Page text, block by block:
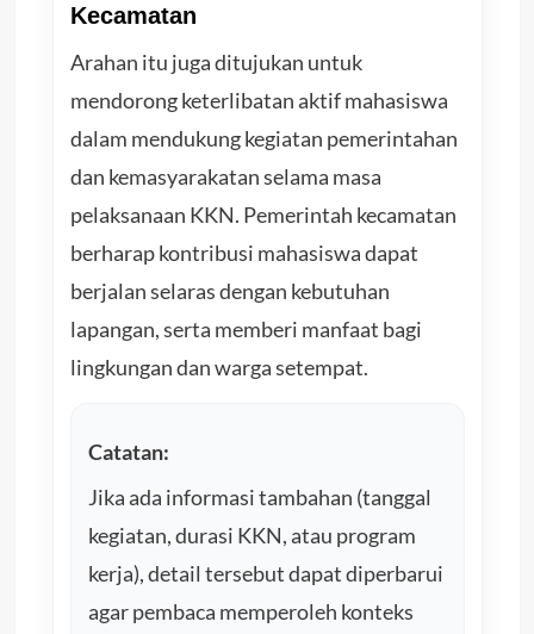
Kecamatan
Arahan itu juga ditujukan untuk
mendorong keterlibatan aktif mahasiswa
dalam mendukung kegiatan pemerintahan
dan kemasyarakatan selama masa
pelaksanaan KKN. Pemerintah kecamatan
berharap kontribusi mahasiswa dapat
berjalan selaras dengan kebutuhan
lapangan, serta memberi manfaat bagi
lingkungan dan warga setempat.
Catatan:
Jika ada informasi tambahan (tanggal
kegiatan, durasi KKN, atau program
kerja), detail tersebut dapat diperbarui
agar pembaca memperoleh konteks